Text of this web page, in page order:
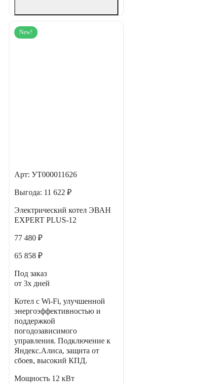
New!
Арт: УТ000011626
Выгода: 11 622 ₽
Электрический котел ЭВАН
EXPERT PLUS-12
77 480 ₽
65 858 ₽
Под заказ
от 3х дней
Котел с Wi-Fi, улучшенной
энергоэффективностью и
поддержкой
погодозависимого
управления. Подключение к
Яндекс.Алиса, защита от
сбоев, высокий КПД.
Мощность 12 кВт